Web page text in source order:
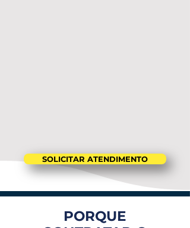
SOLICITAR ATENDIMENTO
PORQUE